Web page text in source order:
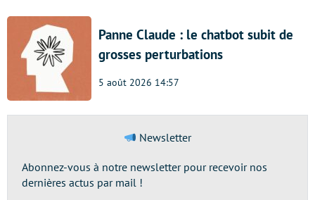
Panne Claude : le chatbot subit de
grosses perturbations
5 août 2026 14:57
Newsletter
Abonnez-vous à notre newsletter pour recevoir nos
dernières actus par mail !